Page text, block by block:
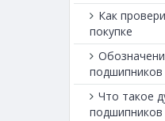
Как
покупке
подшипников
Что такое